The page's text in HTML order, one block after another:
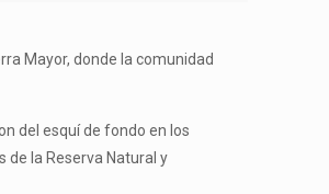
Mayor, donde la comunidad
del esquí de fondo en los
de la Reserva Natural y